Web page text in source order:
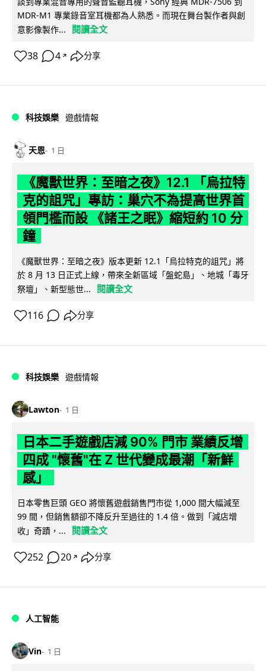
MDR-M1 專業錄音室耳機都為人熟悉。而現在舞台製作者與創
意影像製作...
閱讀全文
38 4 ↗ 分享
科技娛樂 遊戲情報
天恩 1 日
《魔獸世界：至暗之夜》12.1 「烏拉特
克的詛咒」專訪：巢穴不為提高世界首
領門檻而設 《諸王之眠》縮短約 10 分
鐘
《魔獸世界：至暗之夜》版本更新 12.1「烏拉特克的詛咒」將
於 8 月 13 日正式上線，帶來全新區域「盤蛇島」、地城「毒牙
祭壇」、新型態世...
閱讀全文
116 分享
科技娛樂 遊戲情報
Lawton 1 日
日本二手遊戲店減 90% 門市 業績反增
四成 "懷舊"在 Z 世代變成最潮「新鮮
感」
日本零售巨頭 GEO 將懷舊遊戲銷售門市從 1,000 間大幅減至
99 間，但銷售額卻不降反升至過往的 1.4 倍。做到「減店增
收」奇蹟，...
閱讀全文
252 20 ↗ 分享
人工智能
Vin 1 日